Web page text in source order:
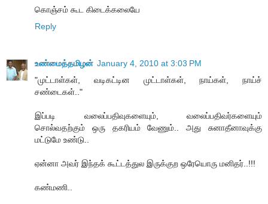
கொஞ்சம் கூட கிடைக்கலையே
Reply
உண்மைத்தமிழன் January 4, 2010 at 3:03 PM
"முட்டாள்கள், வடிகட்டின முட்டாள்கள், நாய்கள், நாய்ச்
சண்டைகள்.."
இப்படி வலைப்பதிவுகளையும், வலைப்பதிவர்களையும்
சொல்வதற்கும் ஒரு தகரியம் வேணும்.. அது சுனாதீனாவுக்கு
மட்டுமே உண்டு..
ஏன்னா அவர் இந்தக் கூட்டத்துல இருக்குற ஒரேயொரு மனிதர்..!!!
கண்மணி..